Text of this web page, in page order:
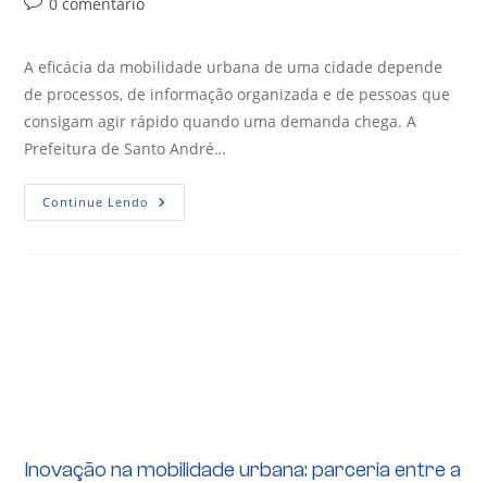
0 comentário
A eficácia da mobilidade urbana de uma cidade depende
de processos, de informação organizada e de pessoas que
consigam agir rápido quando uma demanda chega. A
Prefeitura de Santo André…
Continue Lendo
Inovação na mobilidade urbana: parceria entre a